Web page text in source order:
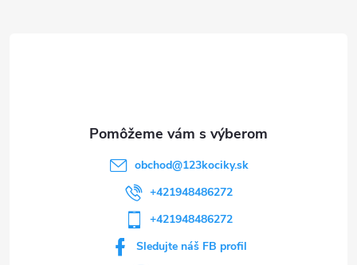
obchod@123kociky.sk
+421948486272
+421948486272
Sledujte náš FB profil